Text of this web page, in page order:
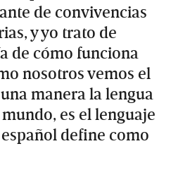
de convivencias
y yo trato de
de cómo funciona
nosotros vemos el
manera la lengua
es el lenguaje
define como